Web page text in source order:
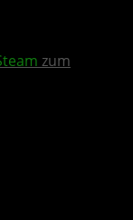
zum